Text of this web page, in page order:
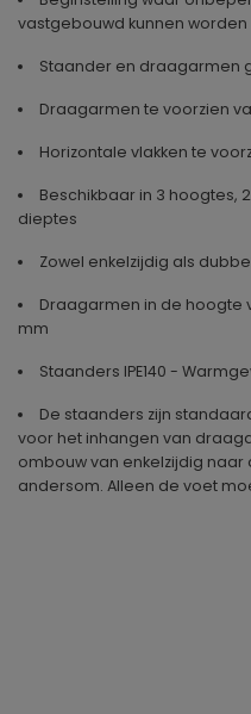
vastgebouwd kunnen worden
Staander en draagarmen
Draagarmen te voorzien
Horizontale vlakken te
Beschikbaar in 3 hoogtes,
dieptes
Zowel enkelzijdig als
Draagarmen in de hoogte
mm
Staanders IPE140 -
De staanders zijn
voor het inhangen van
ombouw van enkelzijdig
andersom. Alleen de voet